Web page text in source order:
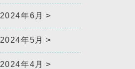
2024年6月
2024年5月
2024年4月